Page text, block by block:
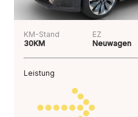
KM-Stand
30KM
EZ
Neuwagen
Leistung